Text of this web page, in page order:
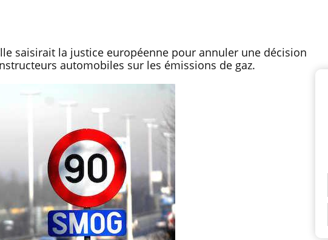
saisirait la justice européenne pour annuler une décision
automobiles sur les émissions de gaz.
Comment oublier les
écrans en vacances ?